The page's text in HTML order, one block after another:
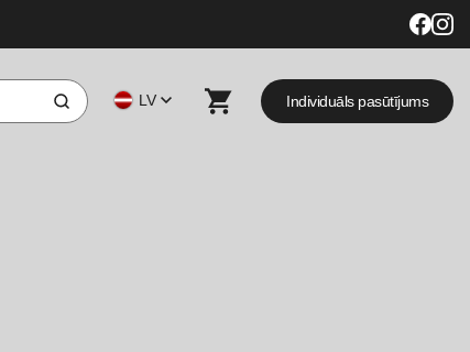
LV Individuāls pasūtījums